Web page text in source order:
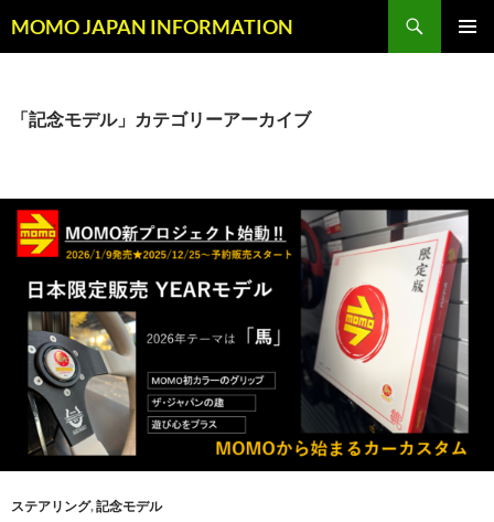
ン
キ
MOMO JAPAN INFORMATION
索
「記念モデル」カテゴリーアーカイブ
ステアリング,記念モデル